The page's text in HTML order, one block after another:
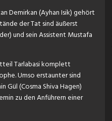
Demirkan (Ayhan Isik) gehört
der Tat sind äußerst
und sein Assistent Mustafa
Tarlabasi komplett
Umso erstaunter sind
Gül (Cosma Shiva Hagen)
zu den Anführern einer